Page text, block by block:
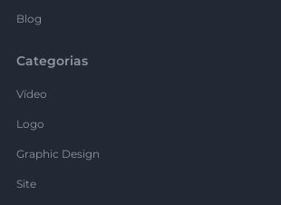
Blog
Categorias
Vídeo
Logo
Graphic Design
Site